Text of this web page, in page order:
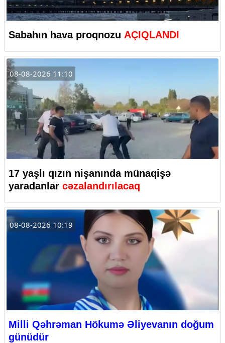
Sabahın hava proqnozu AÇIQLANDI
08-08-2026 11:10
17 yaşlı qızın nişanında münaqişə
yaradanlar cəzalandırılacaq
08-08-2026 10:19
Milli Qəhrəman Hökumə Əliyevanın doğum
günüdür